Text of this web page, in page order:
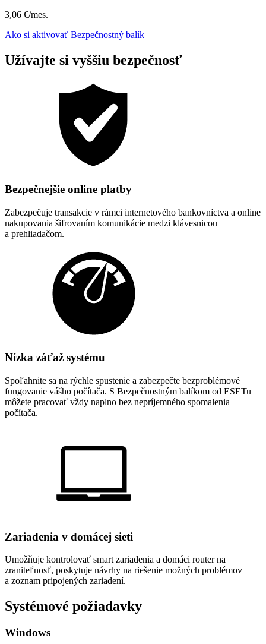
3,06 €/mes.
Ako si aktivovať Bezpečnostný balík
Užívajte si vyššiu bezpečnosť
Bezpečnejšie online platby
Zabezpečuje transakcie v rámci internetového bankovníctva a online
nakupovania šifrovaním komunikácie medzi klávesnicou
a prehliadačom.
Nízka záťaž systému
Spoľahnite sa na rýchle spustenie a zabezpečte bezproblémové
fungovanie vášho počítača. S Bezpečnostným balíkom od ESETu
môžete pracovať vždy naplno bez nepríjemného spomalenia
počítača.
Zariadenia v domácej sieti
Umožňuje kontrolovať smart zariadenia a domáci router na
zraniteľnosť, poskytuje návrhy na riešenie možných problémov
a zoznam pripojených zariadení.
Systémové požiadavky
Windows